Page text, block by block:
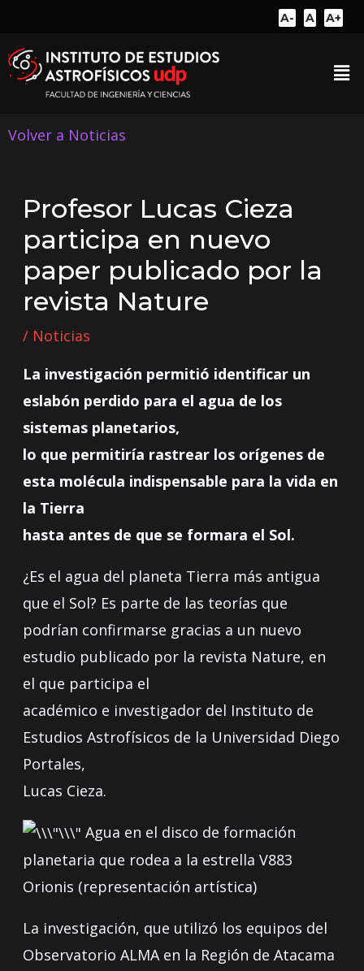
A- A A+
Volver a Noticias
Profesor Lucas Cieza
participa en nuevo
paper publicado por la
revista Nature
/ Noticias
La investigación permitió identificar un
eslabón perdido para el agua de los
sistemas planetarios,
lo que permitiría rastrear los orígenes de
esta molécula indispensable para la vida en
la Tierra
hasta antes de que se formara el Sol.
¿Es el agua del planeta Tierra más antigua
que el Sol? Es parte de las teorías que
podrían confirmarse gracias a un nuevo
estudio publicado por la revista Nature, en
el que participa el
académico e investigador del Instituto de
Estudios Astrofísicos de la Universidad Diego
Portales,
Lucas Cieza.
Agua en el disco de formación
planetaria que rodea a la estrella V883
Orionis (representación artística)
La investigación, que utilizó los equipos del
Observatorio ALMA en la Región de Atacama